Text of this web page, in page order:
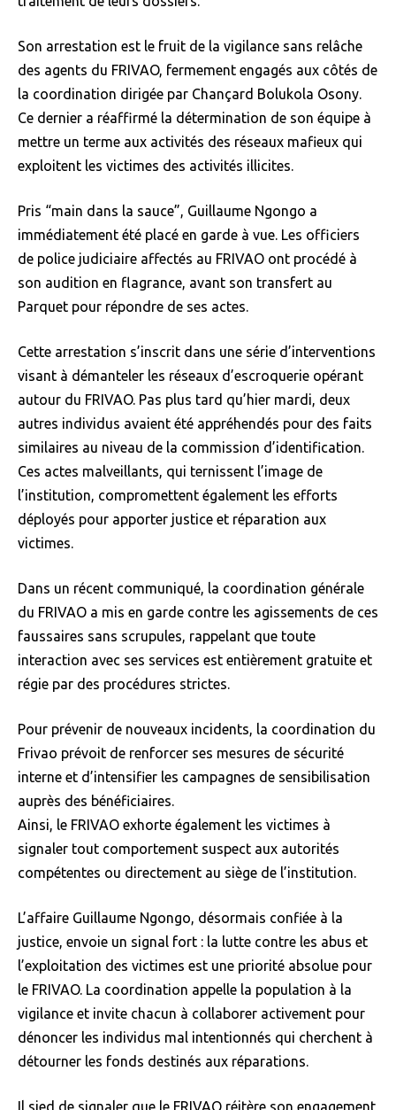
Son arrestation est le fruit de la vigilance sans relâche
des agents du FRIVAO, fermement engagés aux côtés de
la coordination dirigée par Chançard Bolukola Osony.
Ce dernier a réaffirmé la détermination de son équipe à
mettre un terme aux activités des réseaux mafieux qui
exploitent les victimes des activités illicites.
Pris “main dans la sauce”, Guillaume Ngongo a
immédiatement été placé en garde à vue. Les officiers
de police judiciaire affectés au FRIVAO ont procédé à
son audition en flagrance, avant son transfert au
Parquet pour répondre de ses actes.
Cette arrestation s’inscrit dans une série d’interventions
visant à démanteler les réseaux d’escroquerie opérant
autour du FRIVAO. Pas plus tard qu’hier mardi, deux
autres individus avaient été appréhendés pour des faits
similaires au niveau de la commission d’identification.
Ces actes malveillants, qui ternissent l’image de
l’institution, compromettent également les efforts
déployés pour apporter justice et réparation aux
victimes.
Dans un récent communiqué, la coordination générale
du FRIVAO a mis en garde contre les agissements de ces
faussaires sans scrupules, rappelant que toute
interaction avec ses services est entièrement gratuite et
régie par des procédures strictes.
Pour prévenir de nouveaux incidents, la coordination du
Frivao prévoit de renforcer ses mesures de sécurité
interne et d’intensifier les campagnes de sensibilisation
auprès des bénéficiaires.
Ainsi, le FRIVAO exhorte également les victimes à
signaler tout comportement suspect aux autorités
compétentes ou directement au siège de l’institution.
L’affaire Guillaume Ngongo, désormais confiée à la
justice, envoie un signal fort : la lutte contre les abus et
l’exploitation des victimes est une priorité absolue pour
le FRIVAO. La coordination appelle la population à la
vigilance et invite chacun à collaborer activement pour
dénoncer les individus mal intentionnés qui cherchent à
détourner les fonds destinés aux réparations.
Il sied de signaler que le FRIVAO réitère son engagement